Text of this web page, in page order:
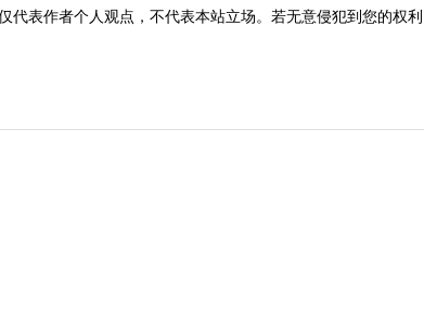
代表作者个人观点，不代表本站立场。若无意侵犯到您的权